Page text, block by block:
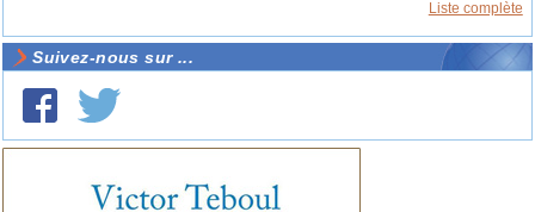
Liste complète
Suivez-nous sur ...